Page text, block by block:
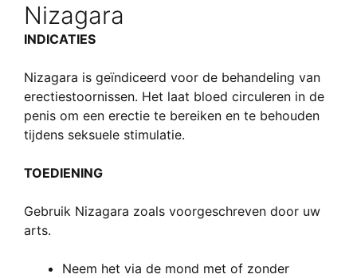
Nizagara
INDICATIES
Nizagara is geïndiceerd voor de behandeling van
erectiestoornissen. Het laat bloed circuleren in de
penis om een erectie te bereiken en te behouden
tijdens seksuele stimulatie.
TOEDIENING
Gebruik Nizagara zoals voorgeschreven door uw
arts.
Neem het via de mond met of zonder